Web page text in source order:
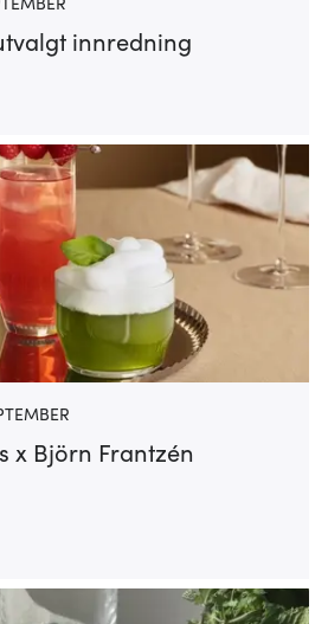
inn gjennom din bruk av
innredning
x Björn Frantzén